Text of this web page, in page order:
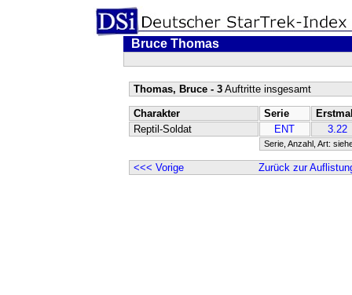
Bruce Thomas
Thomas, Bruce - 3Auftritte insgesamt
Charakter Serie
Reptil-Soldat
ENT 3.22
Serie, Anzahl, Art:
<<< Vorige Zurück zur